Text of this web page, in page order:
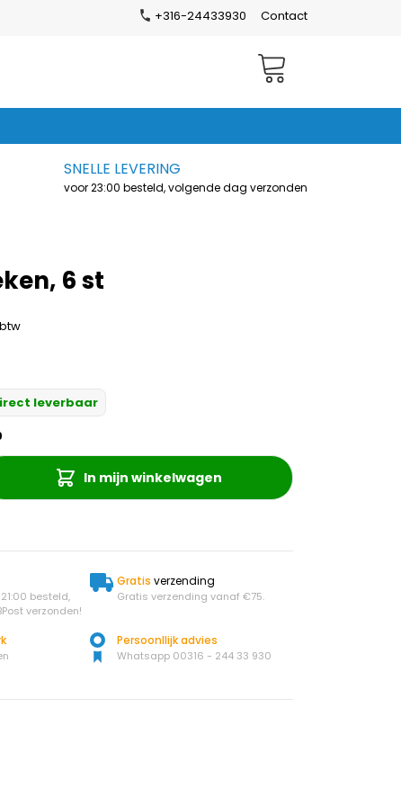
+316-24433930 Contact
Winkelwagen
SNELLE LEVERING
voor 23:00 besteld, volgende dag verzonden
6 st
leverbaar
In mijn winkelwagen
besteld,
verzonden!
Gratis verzending
Gratis verzending vanaf €75.
Persoonllijk advies
Whatsapp 00316 - 244 33 930